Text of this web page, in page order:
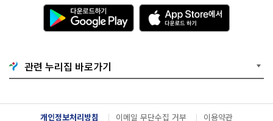
다
운
로
기
G
o
g
l
A
p
p
e
서
다
관련 누리집 바로가기
개인정보처리방침 이메일 무단수집 거부 이용약관